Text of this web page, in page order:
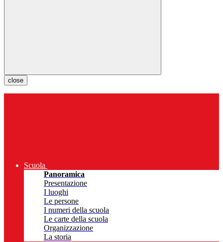
close
Scuola
Panoramica
Presentazione
I luoghi
Le persone
I numeri della scuola
Le carte della scuola
Organizzazione
La storia